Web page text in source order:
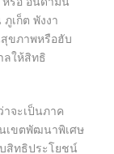
เก็ต พังงา
สุขภาพหรือฮับ
ลให้สิทธิ
าจะเป็นภาค
เขตพัฒนาพิเศษ
สิทธิประโยชน์